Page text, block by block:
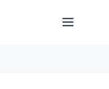
Menu